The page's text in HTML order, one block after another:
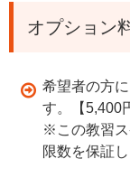
オプション
希望者の方
す。【5,400
※この教習ス
限数を保証